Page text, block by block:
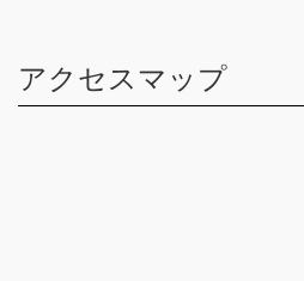
アクセスマップ